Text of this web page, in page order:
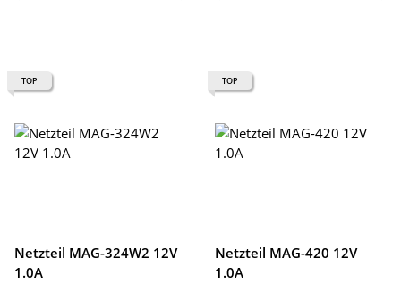
TOP
Netzteil MAG-324W2 12V
1.0A
TOP
Netzteil MAG-420 12V
1.0A